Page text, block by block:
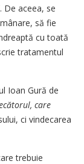
De aceea, se
să fie
cu toată
tratamentul
Ioan Gură de
care
ci vindecarea
trebuie